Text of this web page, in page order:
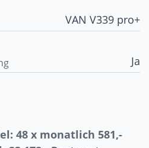
VAN V339 pro+
Ja
48 x monatlich 581,-